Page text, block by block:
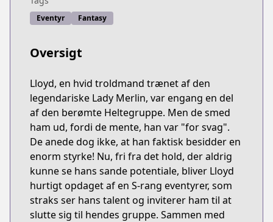
Eventyr Fantasy
Oversigt
Lloyd, en hvid troldmand trænet af den
legendariske Lady Merlin, var engang en del
af den berømte Heltegruppe. Men de smed
ham ud, fordi de mente, han var "for svag".
De anede dog ikke, at han faktisk besidder en
enorm styrke! Nu, fri fra det hold, der aldrig
kunne se hans sande potentiale, bliver Lloyd
hurtigt opdaget af en S-rang eventyrer, som
straks ser hans talent og inviterer ham til at
slutte sig til hendes gruppe. Sammen med